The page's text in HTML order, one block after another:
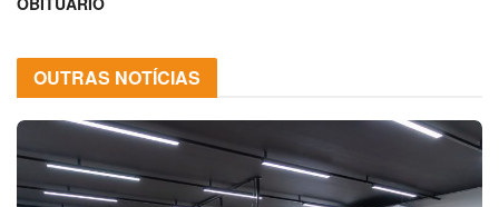
OUTRAS NOTÍCIAS